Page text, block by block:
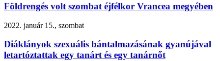
Földrengés volt szombat éjfélkor Vrancea megyében
2022. január 15., szombat
Diáklányok szexuális bántalmazásának gyanújával
letartóztattak egy tanárt és egy tanárnőt